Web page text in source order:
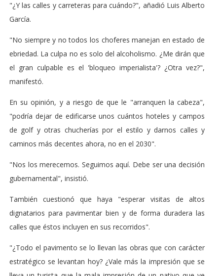
"¿Y las calles y carreteras para cuándo?", añadió Luis Alberto
García.
"No siempre y no todos los choferes manejan en estado de
ebriedad. La culpa no es solo del alcoholismo. ¿Me dirán que
el gran culpable es el 'bloqueo imperialista'? ¿Otra vez?",
manifestó.
En su opinión, y a riesgo de que le "arranquen la cabeza",
"podría dejar de edificarse unos cuántos hoteles y campos
de golf y otras chucherías por el estilo y darnos calles y
caminos más decentes ahora, no en el 2030".
"Nos los merecemos. Seguimos aquí. Debe ser una decisión
gubernamental", insistió.
También cuestionó que haya "esperar visitas de altos
dignatarios para pavimentar bien y de forma duradera las
calles que éstos incluyen en sus recorridos".
"¿Todo el pavimento se lo llevan las obras que con carácter
estratégico se levantan hoy? ¿Vale más la impresión que se